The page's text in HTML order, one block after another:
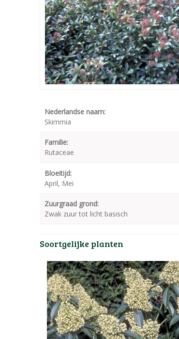
Nederlandse naam:
Skimmia
Familie:
Rutaceae
Bloeitijd:
April, Mei
Zuurgraad grond:
Zwak zuur tot licht basisch
Soortgelijke planten